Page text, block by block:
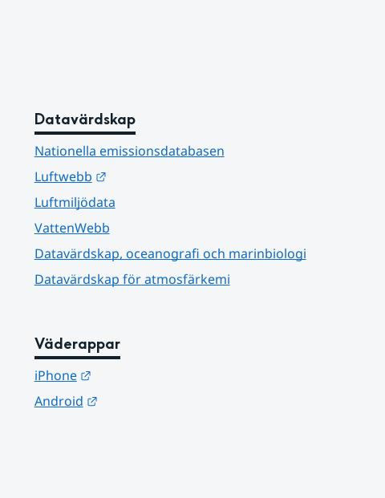
Datavärdskap
Nationella emissionsdatabasen
Luftwebb
Länk till annan webbplats.
Luftmiljödata
VattenWebb
Datavärdskap, oceanografi och marinbiologi
Datavärdskap för atmosfärkemi
Väderappar
iPhone
Länk till annan webbplats.
Android
Länk till annan webbplats.